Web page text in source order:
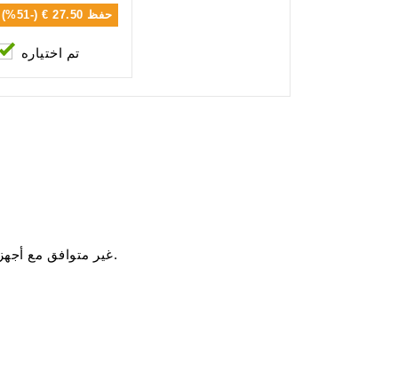
حفظ 27.50 € (-51%)
تم اختياره
غير متوافق مع أجهزة الترطيب الإلكترونية.